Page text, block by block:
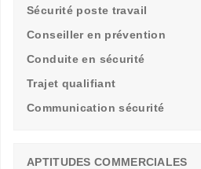
Sécurité poste travail
Conseiller en prévention
Conduite en sécurité
Trajet qualifiant
Communication sécurité
APTITUDES COMMERCIALES